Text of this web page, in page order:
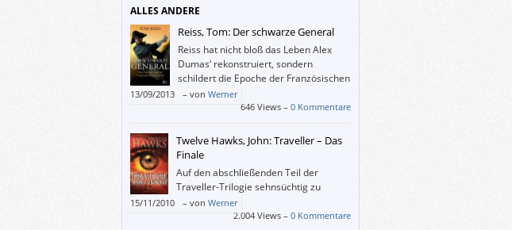
ALLES ANDERE
Reiss, Tom: Der schwarze General
Reiss hat nicht bloß das Leben Alex
Dumas‘ rekonstruiert, sondern
schildert die Epoche der Französischen
Revolution und Napoleons so
kenntnisreich, vorstell- und verstehbar, dass „Der
schwarze General“ auch Menschen interessieren
müsste, denen sowohl der Soldat als auch sein
Schriftsteller-Sohn egal sind.
13/09/2013 – von Werner
646 Views – 0 Kommentare
Twelve Hawks, John: Traveller – Das
Finale
Auf den abschließenden Teil der
Traveller-Trilogie sehnsüchtig zu
warten, hat sich nicht gelohnt.
15/11/2010 – von Werner
2.004 Views – 0 Kommentare